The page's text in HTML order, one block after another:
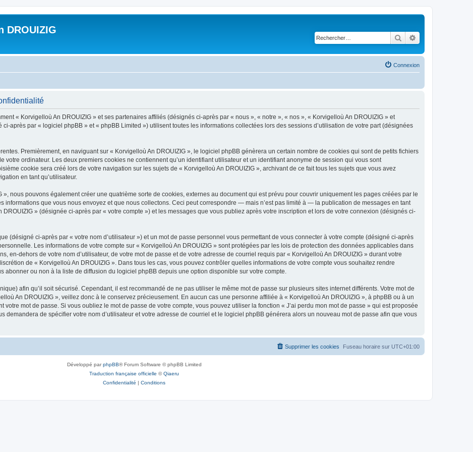
DROUIZIG
Rechercher
Connexion
« Korvigelloù An DROUIZIG » et ses partenaires affiliés (désignés ci-après par « nous », « notre », « nos », « Korvigelloù An DROUIZIG » et
après par « logiciel phpBB » et « phpBB Limited ») utilisent toutes les informations collectées lors des sessions d’utilisation de votre part (désignées
Premièrement, en naviguant sur « Korvigelloù An DROUIZIG », le logiciel phpBB génèrera un certain nombre de cookies qui sont de petits fichiers
votre ordinateur. Les deux premiers cookies ne contiennent qu’un identifiant utilisateur et un identifiant anonyme de session qui vous sont
cookie sera créé lors de votre navigation sur les sujets de « Korvigelloù An DROUIZIG », archivant de ce fait tous les sujets que vous avez
en tant qu’utilisateur.
», nous pouvons également créer une quatrième sorte de cookies, externes au document qui est prévu pour couvrir uniquement les pages créées par le
informations que vous nous envoyez et que nous collectons. Ceci peut correspondre — mais n’est pas limité à — la publication de messages en tant
DROUIZIG » (désignée ci-après par « votre compte ») et les messages que vous publiez après votre inscription et lors de votre connexion (désignés ci-
(désigné ci-après par « votre nom d’utilisateur ») et un mot de passe personnel vous permettant de vous connecter à votre compte (désigné ci-après
Les informations de votre compte sur « Korvigelloù An DROUIZIG » sont protégées par les lois de protection des données applicables dans
en-dehors de votre nom d’utilisateur, de votre mot de passe et de votre adresse de courriel requis par « Korvigelloù An DROUIZIG » durant votre
de « Korvigelloù An DROUIZIG ». Dans tous les cas, vous pouvez contrôler quelles informations de votre compte vous souhaitez rendre
abonner ou non à la liste de diffusion du logiciel phpBB depuis une option disponible sur votre compte.
afin qu’il soit sécurisé. Cependant, il est recommandé de ne pas utiliser le même mot de passe sur plusieurs sites internet différents. Votre mot de
An DROUIZIG », veillez donc à le conservez précieusement. En aucun cas une personne affiliée à « Korvigelloù An DROUIZIG », à phpBB ou à un
mot de passe. Si vous oubliez le mot de passe de votre compte, vous pouvez utiliser la fonction « J’ai perdu mon mot de passe » qui est proposée
demandera de spécifier votre nom d’utilisateur et votre adresse de courriel et le logiciel phpBB générera alors un nouveau mot de passe afin que vous
Fuseau horaire sur UTC+01:00
Supprimer les cookies
Développé parphpBB® Forum Software © phpBB Limited
Traduction française officielle ©Qiaeru
Confidentialité | Conditions